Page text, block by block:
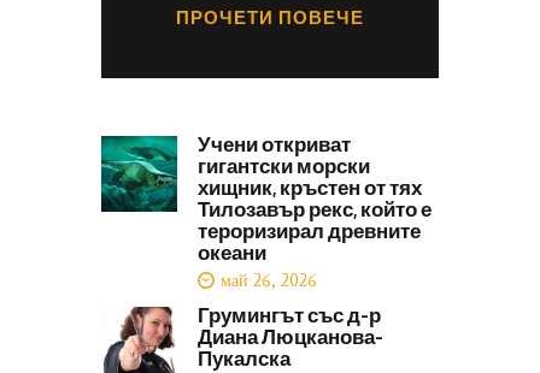
ПРОЧЕТИ ПОВЕЧЕ
Учени откриват
гигантски морски
хищник, кръстен от тях
Тилозавър рекс, който е
тероризирал древните
океани
май 26, 2026
Грумингът със д-р
Диана Люцканова-
Пукалска